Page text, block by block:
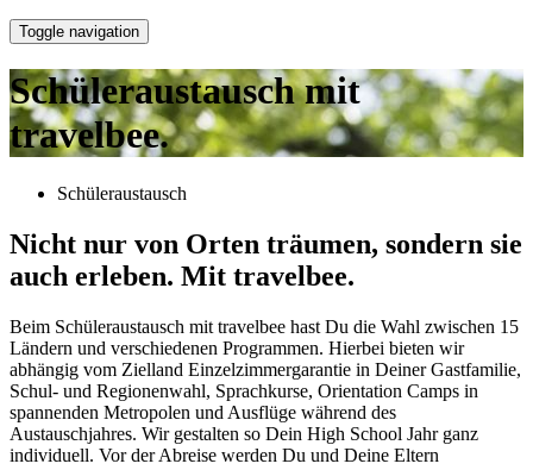
Toggle navigation
Schüleraustausch mit
travelbee.
Schüleraustausch
Nicht nur von Orten träumen, sondern sie
auch erleben. Mit travelbee.
Beim Schüleraustausch mit travelbee hast Du die Wahl zwischen 15
Ländern und verschiedenen Programmen. Hierbei bieten wir
abhängig vom Zielland Einzelzimmergarantie in Deiner Gastfamilie,
Schul- und Regionenwahl, Sprachkurse, Orientation Camps in
spannenden Metropolen und Ausflüge während des
Austauschjahres. Wir gestalten so Dein High School Jahr ganz
individuell. Vor der Abreise werden Du und Deine Eltern